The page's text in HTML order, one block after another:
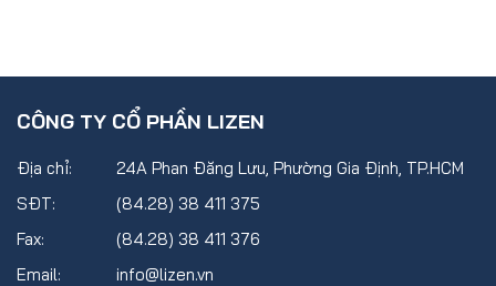
CÔNG TY CỔ PHẦN LIZEN
Địa chỉ:
24A Phan Đăng Lưu, Phường Gia Định, TP.HCM
SĐT:
(84.28) 38 411 375
Fax:
(84.28) 38 411 376
Email:
info@lizen.vn